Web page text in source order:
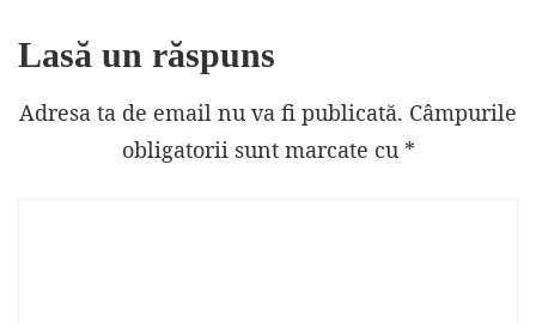
Lasă un răspuns
Adresa ta de email nu va fi publicată. Câmpurile
obligatorii sunt marcate cu *